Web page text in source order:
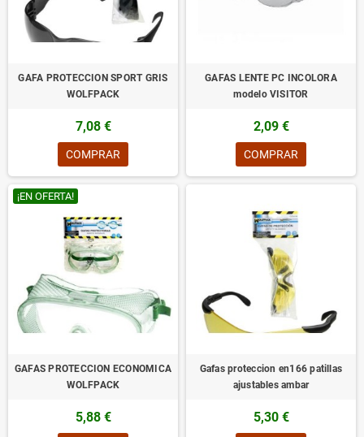
GAFA PROTECCION SPORT GRIS
WOLFPACK
7,08 €
COMPRAR
GAFAS LENTE PC INCOLORA
modelo VISITOR
2,09 €
COMPRAR
¡EN OFERTA!
GAFAS PROTECCION ECONOMICA
WOLFPACK
5,88 €
Gafas proteccion en166 patillas
ajustables ambar
5,30 €